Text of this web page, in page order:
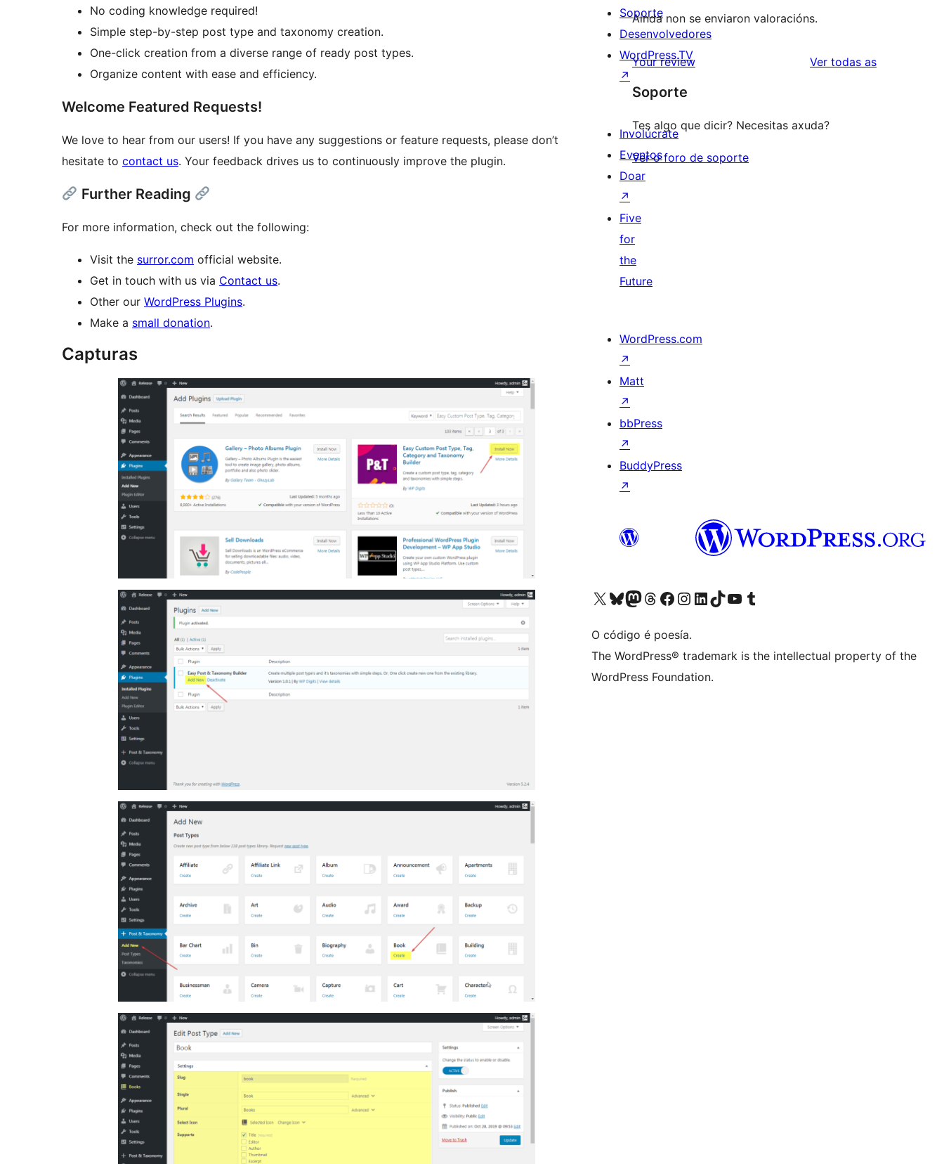
No coding knowledge required!
Simple step-by-step post type and taxonomy creation.
One-click creation from a diverse range of ready post types.
Organize content with ease and efficiency.
Welcome Featured Requests!
We love to hear from our users! If you have any suggestions or feature requests, please don’t
hesitate to contact us. Your feedback drives us to continuously improve the plugin.
Further Reading
For more information, check out the following:
Visit the surror.com official website.
Get in touch with us via Contact us.
Other our WordPress Plugins.
Make a small donation.
Capturas
Aínda non se enviaron valoracións.
Your review Ver todas asvaloracións
Soporte
Tes algo que dicir? Necesitas axuda?
Ver o foro de soporte
Soporte
Desenvolvedores
WordPress.TV
↗
Involúcrate
Eventos
Doar
↗
Five
for
the
Future
WordPress.com
↗
Matt
↗
bbPress
↗
BuddyPress
↗
Visita la cuenta de X (anteriormente Twitter)
Visita a nosa conta de Bluesky
Visita a nosa conta de Mastodon
Visita a nosa conta de Threads
Visita a nosa páxina de Facebook
Visita a nosa conta de Instagram
Visita a nosa conta de LinkedIn
Visita a nosa conta de TikTok
Visita a nosa canle de YouTube
Visita a nosa conta de Tumblr
O código é poesía.
The WordPress® trademark is the intellectual property of the
WordPress Foundation.